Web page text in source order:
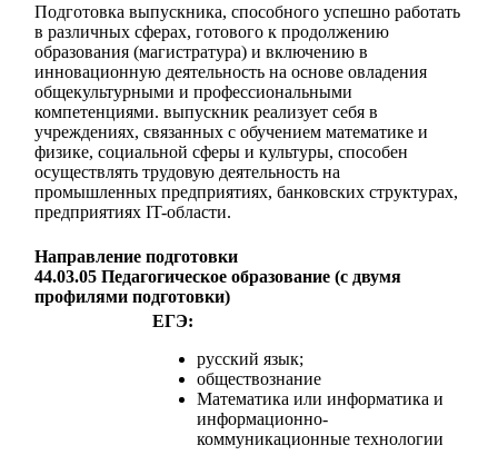
Подготовка выпускника, способного успешно работать
в различных сферах, готового к продолжению
образования (магистратура) и включению в
инновационную деятельность на основе овладения
общекультурными и профессиональными
компетенциями. выпускник реализует себя в
учреждениях, связанных с обучением математике и
физике, социальной сферы и культуры, способен
осуществлять трудовую деятельность на
промышленных предприятиях, банковских структурах,
предприятиях IT-области.
Направление подготовки
44.03.05 Педагогическое образование (с двумя
профилями подготовки)
ЕГЭ:
русский язык;
обществознание
Математика или информатика и
информационно-
коммуникационные технологии